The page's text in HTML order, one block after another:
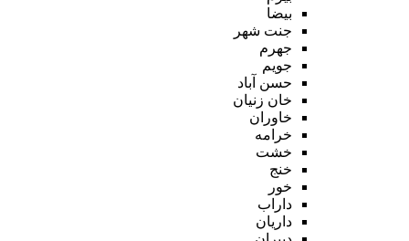
بیضا
جنت شهر
جهرم
جویم
حسن آباد
خان زنیان
خاوران
خرامه
خشت
خنج
خور
داراب
داریان